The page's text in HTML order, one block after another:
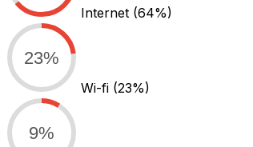
Internet (64%)
23%
Wi-fi (23%)
9%